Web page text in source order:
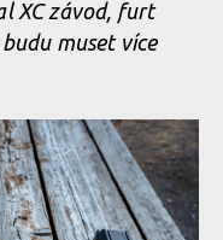
XC závod, furt
muset více